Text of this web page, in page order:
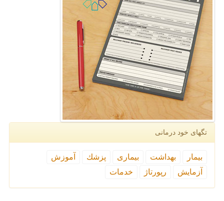
تگهای خود درمانی
بیمار بهداشت بیماری پزشك
آموزش
آزمایش
رپورتاژ خدمات